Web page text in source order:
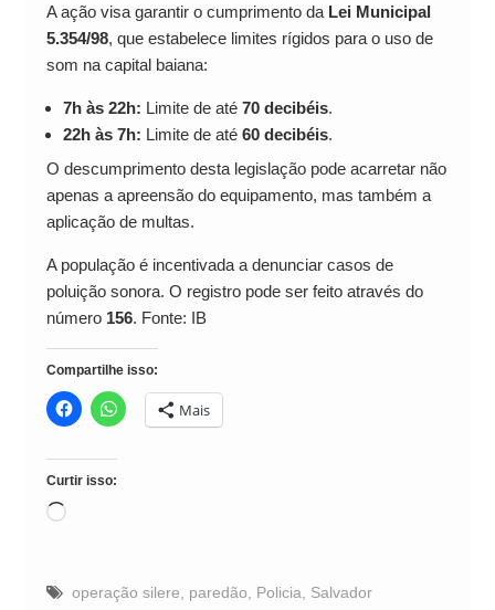
A ação visa garantir o cumprimento da Lei Municipal
5.354/98, que estabelece limites rígidos para o uso de
som na capital baiana:
7h às 22h: Limite de até 70 decibéis.
22h às 7h: Limite de até 60 decibéis.
O descumprimento desta legislação pode acarretar não
apenas a apreensão do equipamento, mas também a
aplicação de multas.
A população é incentivada a denunciar casos de
poluição sonora. O registro pode ser feito através do
número 156. Fonte: IB
Compartilhe isso:
Mais
Curtir isso:
Carregando...
operação silere paredão Policia Salvador